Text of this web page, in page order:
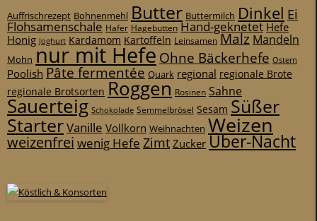
Auffrischrezept Bohnenmehl Butter Buttermilch Dinkel Ei
Flohsamenschale Hafer Hagebutten Hand-geknetet Hefe
Honig Joghurt Kardamom Kartoffeln Leinsamen Malz Mandeln
Mohn nur mit Hefe Ohne Bäckerhefe Ostern
Poolish Pâte fermentée Quark regional regionale Brote
regionale Brotsorten Roggen Rosinen Sahne
Sauerteig Schokolade Semmelbrösel Sesam Süßer
StarterVanille Vollkorn Weihnachten Weizen
weizenfrei wenig Hefe ZimtZuckerÜber-Nacht